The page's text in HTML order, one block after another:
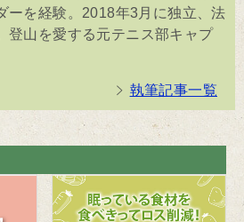
ーを経験。2018年3月に独立、法
登山を愛する元テニス部キャプ
執筆記事一覧